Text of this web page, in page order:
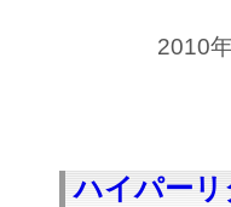
2010
ハイパーリ